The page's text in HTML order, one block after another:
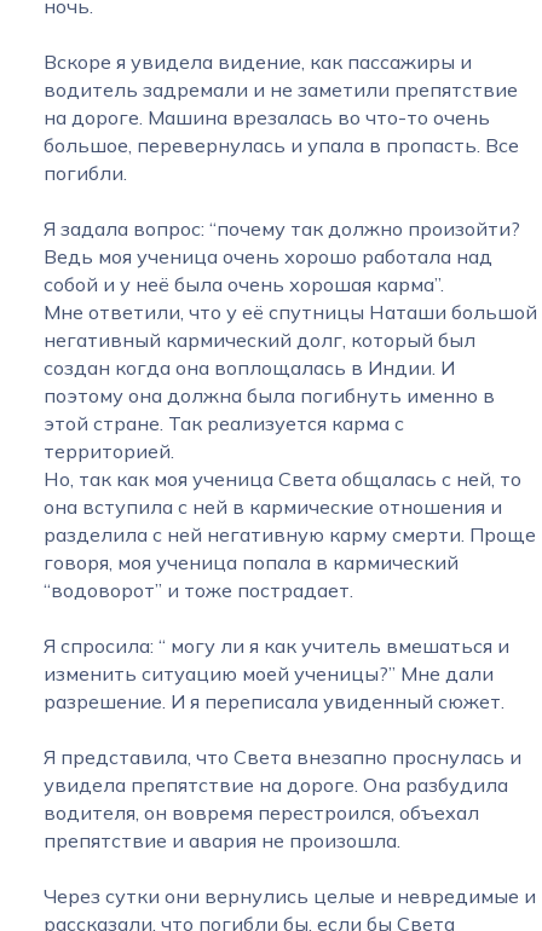
ночь.
Вскоре я увидела видение, как пассажиры и
водитель задремали и не заметили препятствие
на дороге. Машина врезалась во что-то очень
большое, перевернулась и упала в пропасть. Все
погибли.
Я задала вопрос: “почему так должно произойти?
Ведь моя ученица очень хорошо работала над
собой и у неё была очень хорошая карма”.
Мне ответили, что у её спутницы Наташи большой
негативный кармический долг, который был
создан когда она воплощалась в Индии. И
поэтому она должна была погибнуть именно в
этой стране. Так реализуется карма с
территорией.
Но, так как моя ученица Света общалась с ней, то
она вступила с ней в кармические отношения и
разделила с ней негативную карму смерти. Проще
говоря, моя ученица попала в кармический
“водоворот” и тоже пострадает.
Я спросила: “ могу ли я как учитель вмешаться и
изменить ситуацию моей ученицы?” Мне дали
разрешение. И я переписала увиденный сюжет.
Я представила, что Света внезапно проснулась и
увидела препятствие на дороге. Она разбудила
водителя, он вовремя перестроился, объехал
препятствие и авария не произошла.
Через сутки они вернулись целые и невредимые и
рассказали, что погибли бы, если бы Света